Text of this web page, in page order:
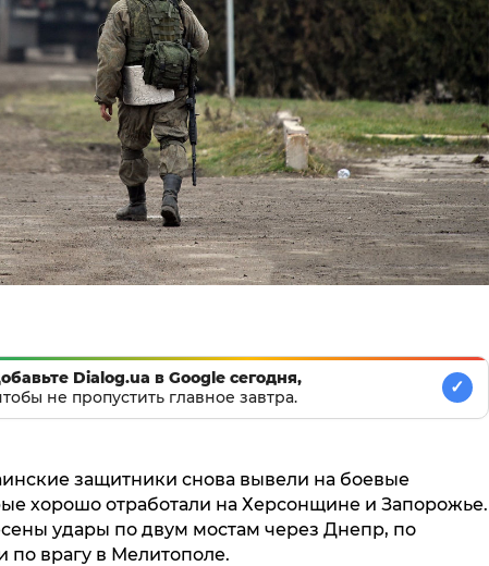
Dialog.ua в Google сегодня,
не пропустить главное завтра.
✓
защитники снова вывели на боевые
хорошо отработали на Херсонщине и Запорожье.
удары по двум мостам через Днепр, по
по врагу в Мелитополе.